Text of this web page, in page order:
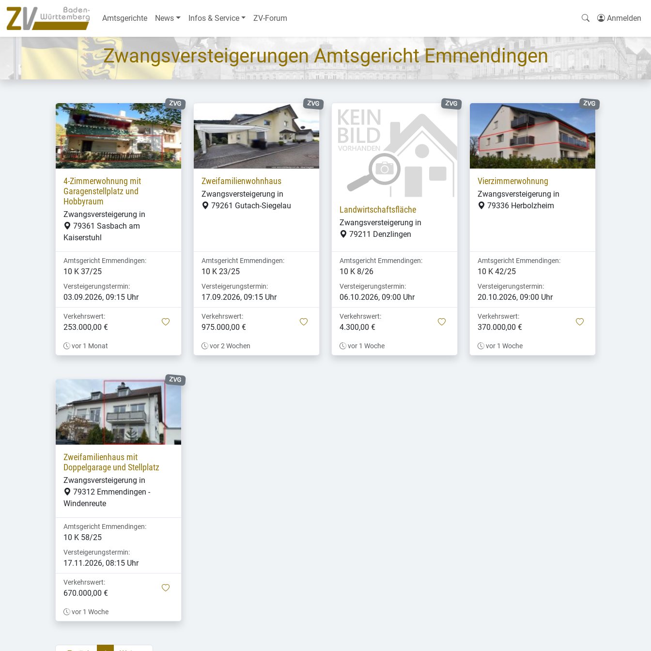
Amtsgerichte News Infos & Service ZV-Forum Anmelden
Zwangsversteigerungen Amtsgericht Emmendingen
ZVG
4-Zimmerwohnung mit
Garagenstellplatz und
Hobbyraum
Zwangsversteigerung in
79361 Sasbach am
Kaiserstuhl
Amtsgericht Emmendingen:
10 K 37/25
Versteigerungstermin:
03.09.2026, 09:15 Uhr
Verkehrswert:
253.000,00 €
merken
vor 1 Monat
ZVG
Zweifamilienwohnhaus
Zwangsversteigerung in
79261 Gutach-Siegelau
Amtsgericht Emmendingen:
10 K 23/25
Versteigerungstermin:
17.09.2026, 09:15 Uhr
Verkehrswert:
975.000,00 €
merken
vor 2 Wochen
ZVG
Landwirtschaftsfläche
Zwangsversteigerung in
79211 Denzlingen
Amtsgericht Emmendingen:
10 K 8/26
Versteigerungstermin:
06.10.2026, 09:00 Uhr
Verkehrswert:
4.300,00 €
merken
vor 1 Woche
ZVG
Vierzimmerwohnung
Zwangsversteigerung in
79336 Herbolzheim
Amtsgericht Emmendingen:
10 K 42/25
Versteigerungstermin:
20.10.2026, 09:00 Uhr
Verkehrswert:
370.000,00 €
merken
vor 1 Woche
ZVG
Zweifamilienhaus mit
Doppelgarage und Stellplatz
Zwangsversteigerung in
79312 Emmendingen -
Windenreute
Amtsgericht Emmendingen:
10 K 58/25
Versteigerungstermin:
17.11.2026, 08:15 Uhr
Verkehrswert:
670.000,00 €
merken
vor 1 Woche